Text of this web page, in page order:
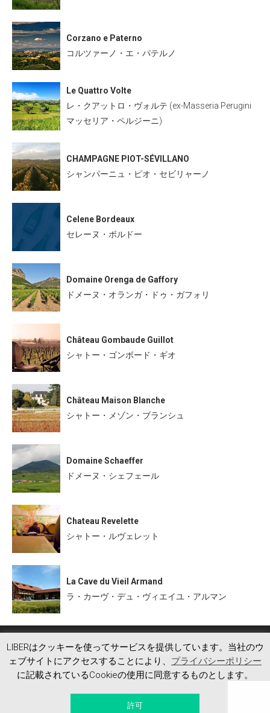
Corzano e Paterno
コルツァーノ・エ・パテルノ
Le Quattro Volte
レ・クアットロ・ヴォルテ (ex-Masseria Perugini
マッセリア・ペルジーニ)
CHAMPAGNE PIOT-SÉVILLANO
シャンパーニュ・ピオ・セビリャーノ
Celene Bordeaux
セレーヌ・ボルドー
Domaine Orenga de Gaffory
ドメーヌ・オランガ・ドゥ・ガフォリ
Château Gombaude Guillot
シャトー・ゴンボード・ギオ
Château Maison Blanche
シャトー・メゾン・ブランシュ
Domaine Schaeffer
ドメーヌ・シェフェール
Chateau Revelette
シャトー・ルヴェレット
La Cave du Vieil Armand
ラ・カーヴ・デュ・ヴィエイユ・アルマン
© LIBER Ltd. PRIVACI POLICY LaraVin
LIBERはクッキーを使ってサービスを提供しています。当社のウ
ェブサイトにアクセスすることにより、 プライバシーポリシー
に記載されているCookieの使用に同意するものとします。
許可